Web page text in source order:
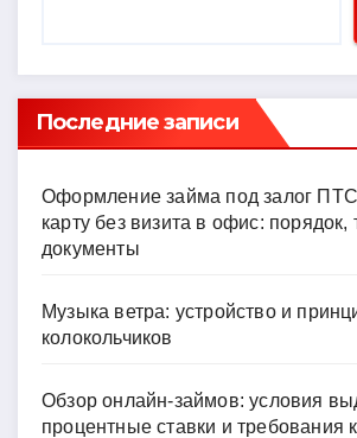
ni
ki
Последние записи
Оформление займа под залог
карту без визита в офис: порядок,
документы
Музыка ветра: устройство и
колокольчиков
Обзор онлайн-займов: условия
процентные ставки и требования